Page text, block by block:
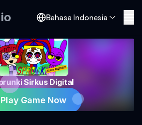
io Bahasa Indonesia
Sirkus Digital
Play Game Now